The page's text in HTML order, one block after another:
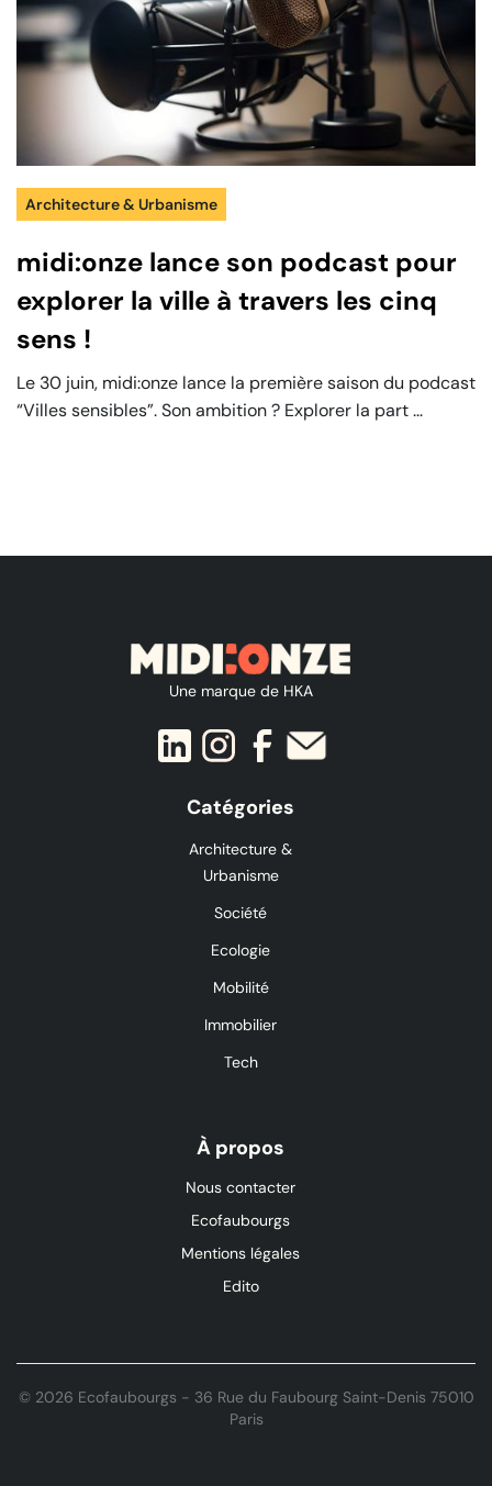
Architecture & Urbanisme
midi:onze lance son podcast pour
explorer la ville à travers les cinq
sens !
Le 30 juin, midi:onze lance la première saison du podcast
“Villes sensibles”. Son ambition ? Explorer la part ...
Une marque de HKA
Catégories
Architecture &
Urbanisme
Société
Ecologie
Mobilité
Immobilier
Tech
À propos
Nous contacter
Ecofaubourgs
Mentions légales
Edito
© 2026 Ecofaubourgs - 36 Rue du Faubourg Saint-Denis 75010
Paris